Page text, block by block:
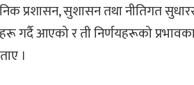
प्रशासन, सुशासन तथा नीतिगत
गर्दै आएको र ती निर्णयहरूको
।